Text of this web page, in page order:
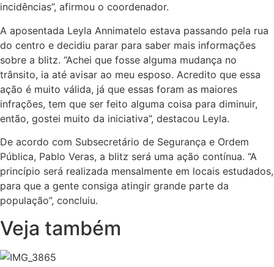
incidências”, afirmou o coordenador.
A aposentada Leyla Annimatelo estava passando pela rua
do centro e decidiu parar para saber mais informações
sobre a blitz. “Achei que fosse alguma mudança no
trânsito, ia até avisar ao meu esposo. Acredito que essa
ação é muito válida, já que essas foram as maiores
infrações, tem que ser feito alguma coisa para diminuir,
então, gostei muito da iniciativa”, destacou Leyla.
De acordo com Subsecretário de Segurança e Ordem
Pública, Pablo Veras, a blitz será uma ação contínua. “A
princípio será realizada mensalmente em locais estudados,
para que a gente consiga atingir grande parte da
população”, concluiu.
Veja também